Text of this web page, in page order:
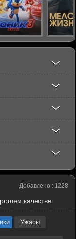
Добавлено : 1228
качестве
Ужасы